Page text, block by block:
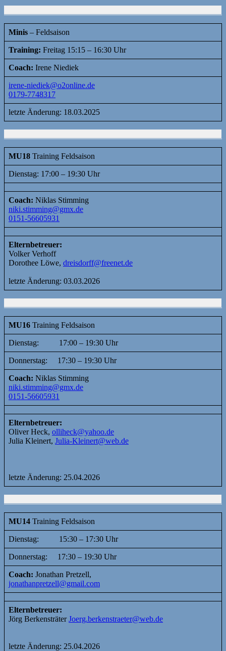
Minis – Feldsaison
Training: Freitag 15:15 – 16:30 Uhr
Coach: Irene Niediek
irene-niediek@o2online.de
0179-7748317
letzte Änderung: 18.03.2025
MU18 Training Feldsaison
Dienstag: 17:00 – 19:30 Uhr
Coach: Niklas Stimming
niki.stimming@gmx.de
0151-56605931
Elternbetreuer:
Volker Verhoff
Dorothee Löwe, dreisdorff@freenet.de
letzte Änderung: 03.03.2026
MU16 Training Feldsaison
Dienstag: 17:00 – 19:30 Uhr
Donnerstag: 17:30 – 19:30 Uhr
Coach: Niklas Stimming
niki.stimming@gmx.de
0151-56605931
Elternbetreuer:
Oliver Heck, olliheck@yahoo.de
Julia Kleinert, Julia-Kleinert@web.de
letzte Änderung: 25.04.2026
MU14 Training Feldsaison
Dienstag: 15:30 – 17:30 Uhr
Donnerstag: 17:30 – 19:30 Uhr
Coach: Jonathan Pretzell,
jonathanpretzell@gmail.com
Elternbetreuer:
Jörg BerkensträterJoerg.berkenstraeter@web.de
letzte Änderung: 25.04.2026